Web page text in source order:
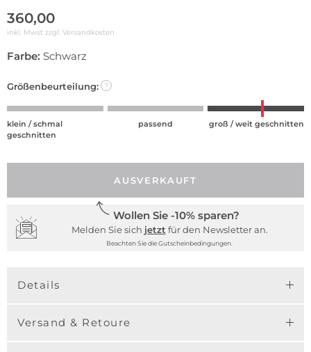
360,00
inkl. Mwst zzgl. Versandkosten
Farbe: Schwarz
Größenbeurteilung: ?
klein / schmal
geschnitten
passend groß / weit geschnitten
AUSVERKAUFT
Wollen Sie -10% sparen?
Melden Sie sich jetzt für den Newsletter an.
Beachten Sie die Gutscheinbedingungen.
Details
Versand & Retoure